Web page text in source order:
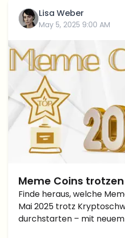
Lisa Weber
May 5, 2025 9:00 AM
Meme Coins
Marktcrash:
2025 und Prognose
Finde heraus, welche
Mai 2025 trotz
durchstarten – mit